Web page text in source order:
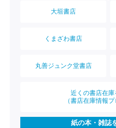
大垣書店
くまざわ書店
丸善ジュンク堂書店
近くの書店在
（書店在庫情報プ
紙の本・雑誌